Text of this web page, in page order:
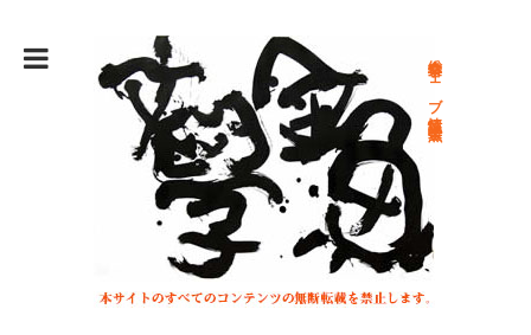
総合文学ウェブ情報誌 文学金魚